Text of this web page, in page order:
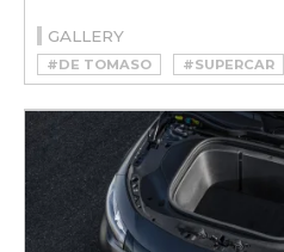
GALLERY
#DE TOMASO #SUPERCAR